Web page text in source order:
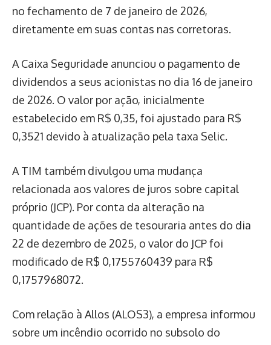
no fechamento de 7 de janeiro de 2026,
diretamente em suas contas nas corretoras.
A Caixa Seguridade anunciou o pagamento de
dividendos a seus acionistas no dia 16 de janeiro
de 2026. O valor por ação, inicialmente
estabelecido em R$ 0,35, foi ajustado para R$
0,3521 devido à atualização pela taxa Selic.
A TIM também divulgou uma mudança
relacionada aos valores de juros sobre capital
próprio (JCP). Por conta da alteração na
quantidade de ações de tesouraria antes do dia
22 de dezembro de 2025, o valor do JCP foi
modificado de R$ 0,1755760439 para R$
0,1757968072.
Com relação à Allos (ALOS3), a empresa informou
sobre um incêndio ocorrido no subsolo do